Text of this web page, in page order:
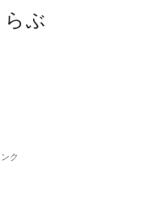
ぶ
ク